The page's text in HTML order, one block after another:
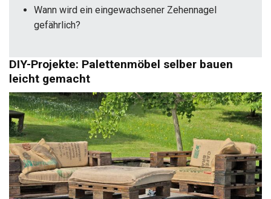
Wann wird ein eingewachsener Zehennagel
gefährlich?
DIY-Projekte: Palettenmöbel selber bauen
leicht gemacht